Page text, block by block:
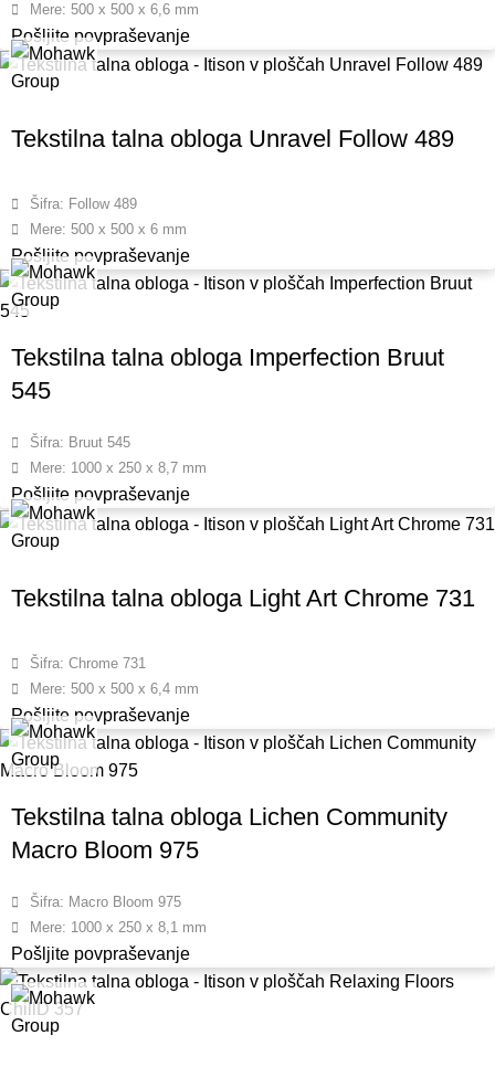
Mere: 500 x 500 x 6,6 mm
Pošljite povpraševanje
Tekstilna talna obloga Unravel Follow 489
Šifra: Follow 489
Mere: 500 x 500 x 6 mm
Pošljite povpraševanje
Tekstilna talna obloga Imperfection Bruut
545
Šifra: Bruut 545
Mere: 1000 x 250 x 8,7 mm
Pošljite povpraševanje
Tekstilna talna obloga Light Art Chrome 731
Šifra: Chrome 731
Mere: 500 x 500 x 6,4 mm
Pošljite povpraševanje
Tekstilna talna obloga Lichen Community
Macro Bloom 975
Šifra: Macro Bloom 975
Mere: 1000 x 250 x 8,1 mm
Pošljite povpraševanje